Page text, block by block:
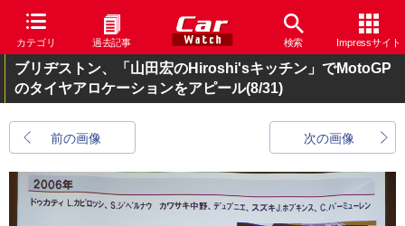
カテゴリ 過去記事 検索 Impressサイト
ブリヂストン、「山田宏のHiroshi'sキッチン」でMotoGP
のタイヤアロケーションをアピール(8/31)
前の画像 次の画像